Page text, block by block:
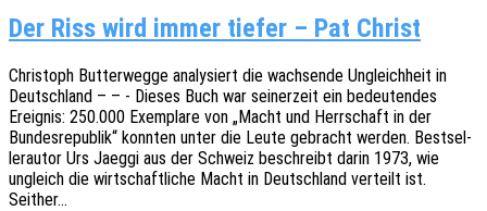
Der Riss wird immer tiefer – Pat Christ
Chris­toph Butter­weg­ge analy­siert die wach­sen­de Ungleich­heit in
Deutsch­land – – - Dieses Buch war seiner­zeit ein bedeu­ten­des
Ereig­nis: 250.000 Exem­pla­re von „Macht und Herr­schaft in der
Bundes­re­pu­blik“ konn­ten unter die Leute gebracht werden. Best­sel­
ler­au­tor Urs Jaeggi aus der Schweiz beschreibt darin 1973, wie
ungleich die wirt­schaft­li­che Macht in Deutsch­land verteilt ist.
Seither…